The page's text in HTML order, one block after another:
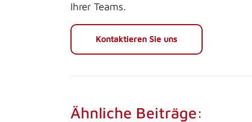
Ihrer Teams.
Kontaktieren Sie uns
Ähnliche Beiträge: